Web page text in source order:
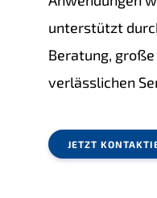
unterstützt
Beratung,
verlässlichen
JETZT